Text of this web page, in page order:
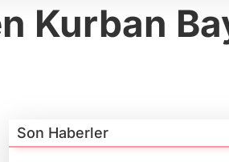
Kurban
Son Haberler